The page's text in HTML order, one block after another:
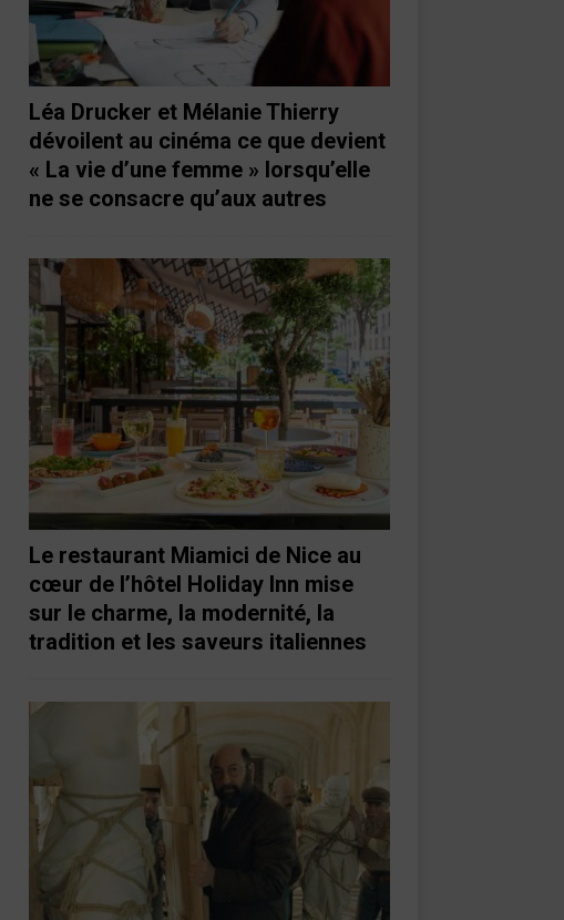
Léa Drucker et Mélanie Thierry
dévoilent au cinéma ce que devient
« La vie d’une femme » lorsqu’elle
ne se consacre qu’aux autres
Le restaurant Miamici de Nice au
cœur de l’hôtel Holiday Inn mise
sur le charme, la modernité, la
tradition et les saveurs italiennes